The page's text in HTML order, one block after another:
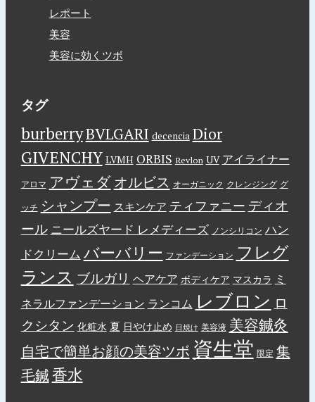
レポート
美容
美容に効くツボ
タグ
burberryBVLGARI decencia Dior
GIVENCHY LVMH ORBIS Revlon UV アイライナー
アロマ アヴェダ オルビス オーガニック クレンジング グ
ッチ シャンプー スキンケア ティファニー ディオ
ール ニールズヤード レメディーズ ノンシリコン ハン
ドクリーム バーバリー ファンデーション フレグ
ランス ブルガリ ヘアケア ボディケア マスカラ ミ
ネラルファンデーション ランコム レブロン ロ
クシタン 化粧水 夏 日やけ止め 日焼け 美容液 美容鍼灸
自宅で簡単お顔の美容ツボ 資生堂 限定 集
毛鍼香水